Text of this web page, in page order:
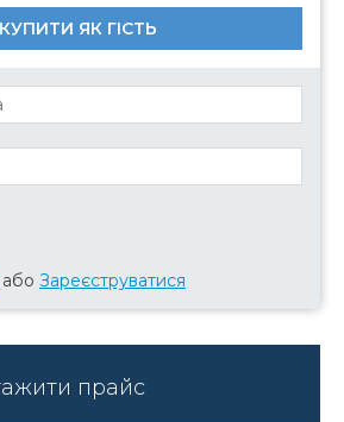
КУПИТИ ЯК ГІСТЬ
або Зареєструватися
прайс